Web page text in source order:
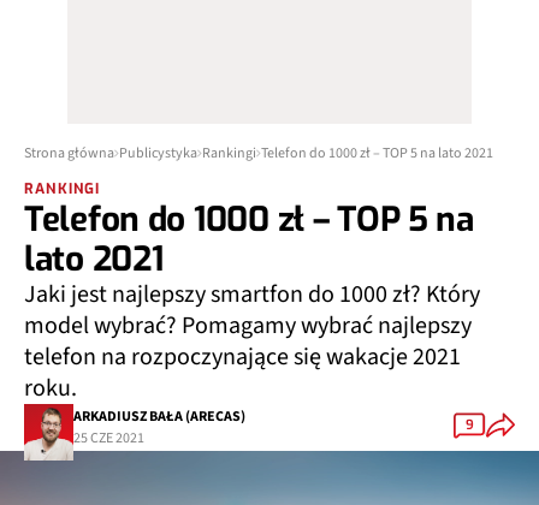
Strona główna Publicystyka Rankingi Telefon do 1000 zł – TOP 5 na lato 2021
RANKINGI
Telefon do 1000 zł – TOP 5 na
lato 2021
Jaki jest najlepszy smartfon do 1000 zł? Który
model wybrać? Pomagamy wybrać najlepszy
telefon na rozpoczynające się wakacje 2021
roku.
ARKADIUSZ BAŁA (ARECAS)
25 CZE 2021
9